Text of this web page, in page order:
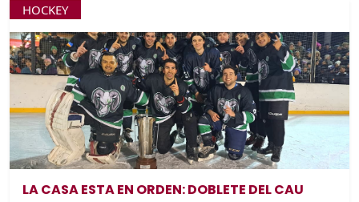
HOCKEY
LA CASA ESTA EN ORDEN: DOBLETE DEL CAU